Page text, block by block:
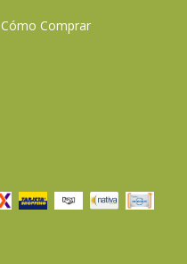
Cómo Comprar